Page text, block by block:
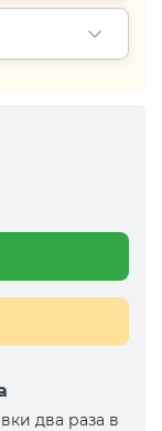
два раза в